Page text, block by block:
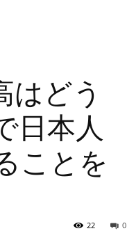
はどう
日本人
ことを
0
22